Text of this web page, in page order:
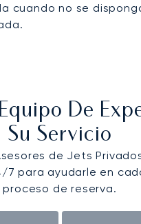
cuando no se
De
Su Servicio
de Jets
7 para ayudarle en
proceso de reserva.